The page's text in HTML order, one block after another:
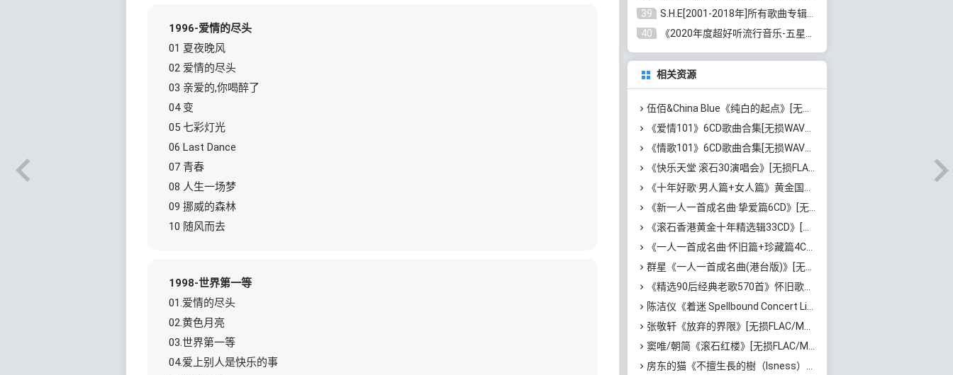
1996-爱情的尽头
01 夏夜晚风
02 爱情的尽头
03 亲爱的,你喝醉了
04 变
05 七彩灯光
06 Last Dance
07 青春
08 人生一场梦
09 挪威的森林
10 随风而去
1998-世界第一等
01.爱情的尽头
02.黄色月亮
03.世界第一等
04.爱上别人是快乐的事
39
S.H.E[2001-2018年]所有歌曲专辑打包[无损FLAC/MP3/16.05GB]百度云网盘下载
40
《2020年度超好听流行音乐-五星珍藏版10CD》[无损WAV/MP3/6.77GB]百度云网盘下载
相关资源
伍佰&China Blue《纯白的起点》[无损FLAC/MP3/1.03GB]百度云网盘下载
《爱情101》6CD歌曲合集[无损WAV分轨/MP3/4.33GB]百度云网盘下载
《情歌101》6CD歌曲合集[无损WAV分轨/MP3/4.19GB]百度云网盘下载
《快乐天堂 滚石30演唱会》[无损FLAC/MP3/4.77GB]百度云网盘下载
《十年好歌·男人篇+女人篇》黄金国语珍藏6CD[无损WAV/MP3/4.09GB]百度云网盘下载
《新一人一首成名曲·挚爱篇6CD》[无损MP3/DTS/WAV分轨/4.43GB]百度云网盘下载
《滚石香港黄金十年精选辑33CD》[无损APE/WAV分轨/13.6GB]百度云网盘下载
《一人一首成名曲·怀旧篇+珍藏篇4CD》[无损WAV/DTS+高品质MP3/6.88GB]百度云网盘下载
群星《一人一首成名曲(港台版)》[无损WAV/MP3/8.22GB]百度云网盘下载
《精选90后经典老歌570首》怀旧歌曲合集[高品质MP3/320K/5.44GB]百度云网盘下载
陈洁仪《着迷 Spellbound Concert Live Recording: 10th Anniversary (Live)》[无损FLAC/MP3/671MB]百度云网盘下载
张敬轩《放弃的界限》[无损FLAC/MP3/54MB]百度云网盘下载
窦唯/朝简《滚石红楼》[无损FLAC/MP3/576MB]百度云网盘下载
房东的猫《不擅生長的樹（Isness）》[无损FLAC/MP3/252MB]百度云网盘下载